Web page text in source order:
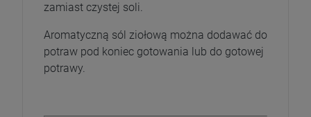
zamiast czystej soli.
Aromatyczną sól ziołową można dodawać do
potraw pod koniec gotowania lub do gotowej
potrawy.